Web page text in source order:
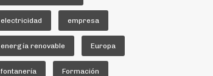
electricidad empresa
energía renovable Europa
fontanería Formación